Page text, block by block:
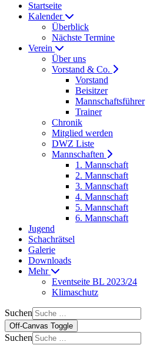
Startseite
Kalender
Überblick
Nächste Termine
Verein
Über uns
Vorstand & Co.
Vorstand
Beisitzer
Mannschaftsführer
Trainer
Chronik
Mitglied werden
DWZ Liste
Mannschaften
1. Mannschaft
2. Mannschaft
3. Mannschaft
4. Mannschaft
5. Mannschaft
6. Mannschaft
Jugend
Schachrätsel
Galerie
Downloads
Mehr
Eventseite BL 2023/24
Klimaschutz
Suchen
Off-Canvas Toggle
Suchen